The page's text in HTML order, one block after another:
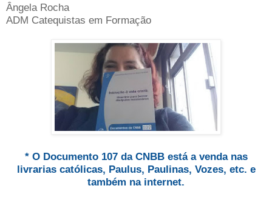
Ângela Rocha
ADM Catequistas em Formação
* O Documento 107 da CNBB está a venda nas
livrarias católicas, Paulus, Paulinas, Vozes, etc. e
também na internet.